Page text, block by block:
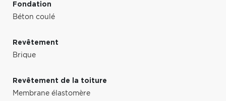
Fondation
Béton coulé
Revêtement
Brique
Revêtement de la toiture
Membrane élastomère